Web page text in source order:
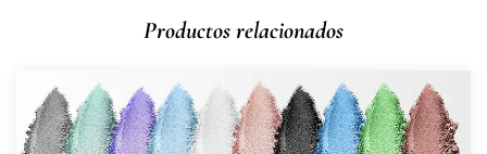
Productos relacionados